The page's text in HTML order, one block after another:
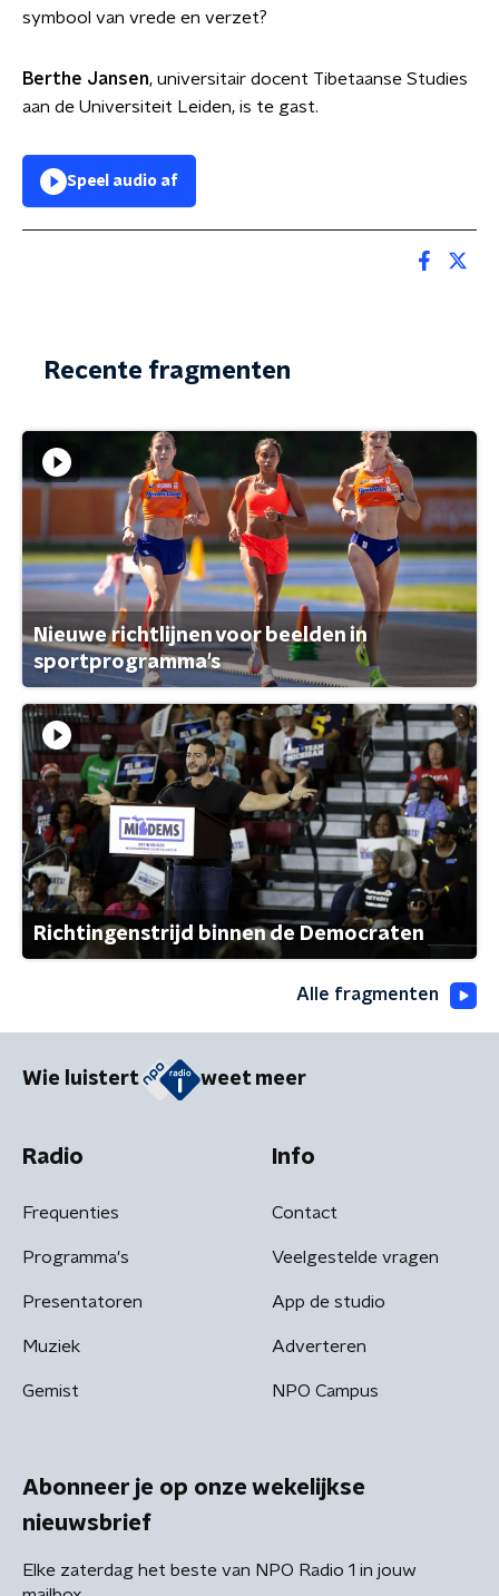
symbool van vrede en verzet?
Berthe Jansen, universitair docent Tibetaanse Studies
aan de Universiteit Leiden, is te gast.
Speel audio af
Recente fragmenten
Nieuwe richtlijnen voor beelden in
sportprogramma's
Richtingenstrijd binnen de Democraten
Alle fragmenten
Wie luistert weet meer
Radio
Frequenties
Programma's
Presentatoren
Muziek
Gemist
Info
Contact
Veelgestelde vragen
App de studio
Adverteren
NPO Campus
Abonneer je op onze wekelijkse
nieuwsbrief
Elke zaterdag het beste van NPO Radio 1 in jouw